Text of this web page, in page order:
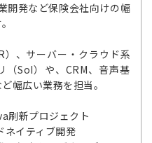
開発など保険会社向けの幅
、サーバー・クラウド系
（SoI）や、CRM、音声基
幅広い業務を担当。
刷新プロジェクト
ネイティブ開発